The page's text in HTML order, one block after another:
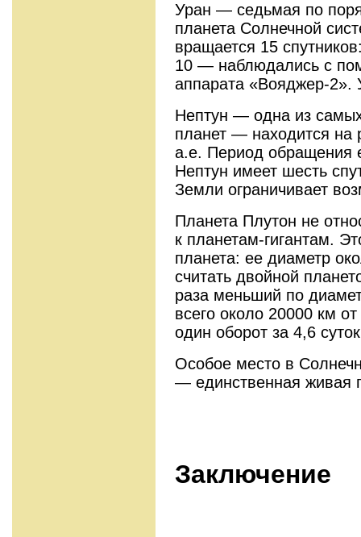
Уран — седьмая по
планета Солнечной
вращается 15
10 — наблюдались с
аппарата «Вояджер-2».
Нептун — одна из
планет — находится на
а.е. Период обращения
Нептун имеет шесть
Земли ограничивает
Планета Плутон не
к планетам-гигантам.
планета: ее диаметр
считать двойной
раза меньший по
всего около 20000 км
один оборот за 4,6
Особое место в
— единственная живая
Заключение